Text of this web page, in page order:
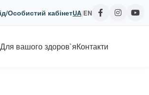
Особистий кабінетUA|EN
Для вашого здоров`яКонтакти